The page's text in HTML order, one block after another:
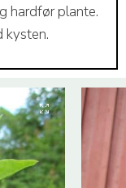
hardfør plante.
kysten.